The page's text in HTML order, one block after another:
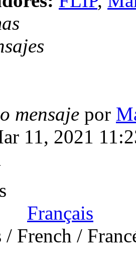
mensaje por
11, 2021
Français
/ French /